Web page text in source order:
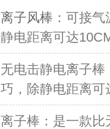
离子风棒 ：可接
静电距离可达
无电击静电离子
巧，除静电距离可
离子棒：是一款